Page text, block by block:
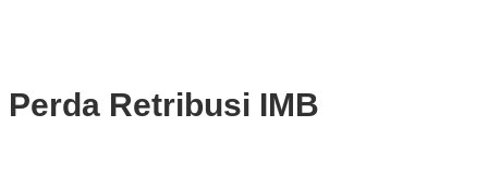
Perda Retribusi IMB